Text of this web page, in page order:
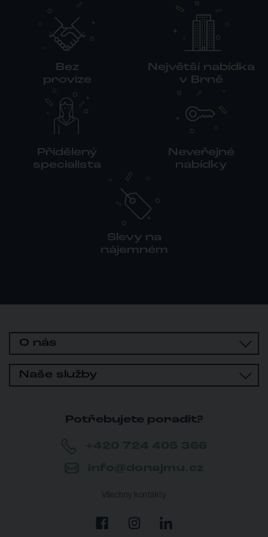
Bez
provize
Největší nabídka
v Brně
Přidělený
specialista
Neveřejné
nabídky
Slevy na
nájemném
O nás
Naše služby
Potřebujete poradit?
Všechny kontakty